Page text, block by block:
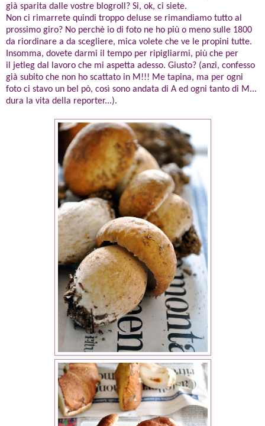
già sparita dalle vostre blogroll? Si, ok, ci siete.
Non ci rimarrete quindi troppo deluse se rimandiamo tutto al
prossimo giro? No perchè io di foto ne ho più o meno sulle 1800
da riordinare a da scegliere, mica volete che ve le propini tutte.
Insomma, dovete darmi il tempo per ripigliarmi, più che per
il jetleg dal lavoro che mi aspetta adesso. Giusto? (anzi, confesso
già subito che non ho scattato in M!!! Me tapina, ma per ogni
foto ci stavo un bel pò, così sono andata di A ed ogni tanto di M...
dura la vita della reporter...).